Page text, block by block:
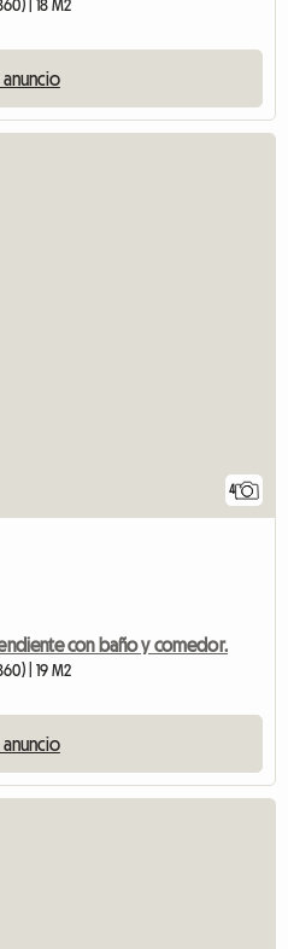
| 18 M2
anuncio
4
con baño y comedor.
| 19 M2
anuncio